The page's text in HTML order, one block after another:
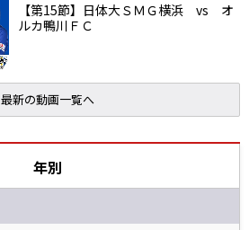
【第15節】日体大ＳＭＧ横浜 vs オ
ルカ鴨川ＦＣ
最新の動画一覧へ
年別